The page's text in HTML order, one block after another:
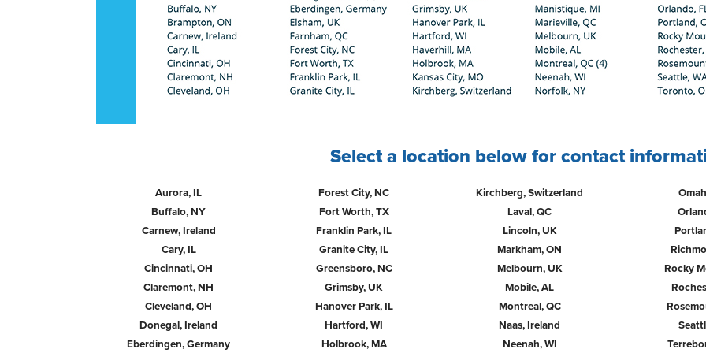
Select a location below for contact
Aurora, IL
Buffalo, NY
Carnew, Ireland
Cary, IL
Cincinnati, OH
Claremont, NH
Cleveland, OH
Donegal, Ireland
Eberdingen, Germany
Forest City, NC
Fort Worth, TX
Franklin Park, IL
Granite City, IL
Greensboro, NC
Grimsby, UK
Hanover Park, IL
Hartford, WI
Holbrook, MA
Kirchberg, Switzerland
Laval, QC
Lincoln, UK
Markham, ON
Melbourn, UK
Mobile, AL
Montreal, QC
Naas, Ireland
Neenah, WI
Rocky